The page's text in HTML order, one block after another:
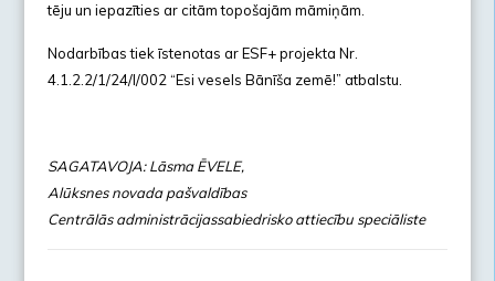
tēju un iepazīties ar citām topošajām māmiņām.
Nodarbības tiek īstenotas ar ESF+ projekta Nr.
4.1.2.2/1/24/I/002 “Esi vesels Bānīša zemē!” atbalstu.
SAGATAVOJA: Lāsma ĒVELE,
Alūksnes novada pašvaldības
Centrālās administrācijassabiedrisko attiecību speciāliste